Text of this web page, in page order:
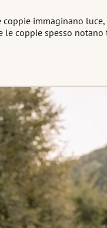
immaginano
coppie spesso